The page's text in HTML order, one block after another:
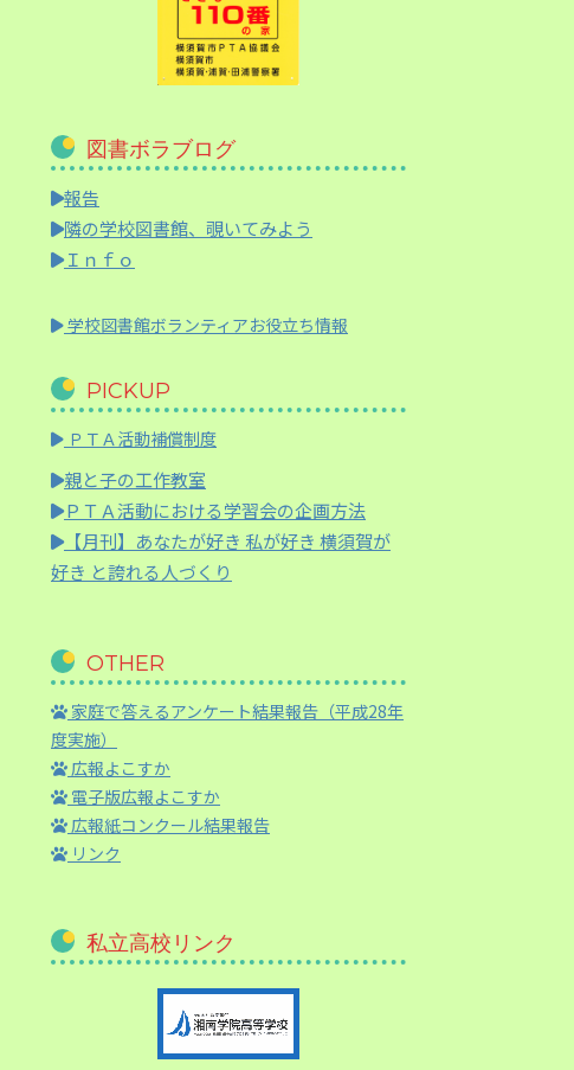
図書ボラブログ
報告
隣の学校図書館、覗いてみよう
Ｉｎｆｏ
学校図書館ボランティアお役立ち情報
PICKUP
ＰＴＡ活動補償制度
親と子の工作教室
ＰＴＡ活動における学習会の企画方法
【月刊】 あなたが好き 私が好き 横須賀が
好き と誇れる人づくり
OTHER
家庭で答えるアンケート結果報告（平成28年
度実施）
広報よこすか
電子版広報よこすか
広報紙コンクール結果報告
リンク
私立高校リンク